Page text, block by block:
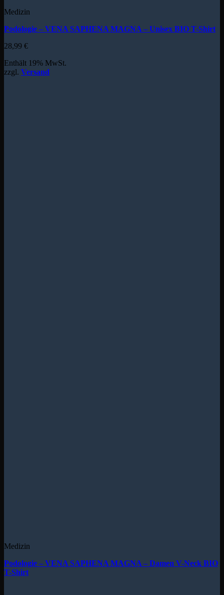
Medizin
Podologie – VENA SAPHENA MAGNA – Unisex BIO T-Shirt
28,99 €
Enthält 19% MwSt.
zzgl. Versand
Medizin
Podologie – VENA SAPHENA MAGNA – Damen V-Neck BIO
T-Shirt